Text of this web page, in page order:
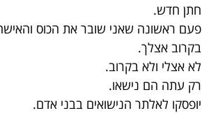
חתן חדש.
פעם ראשונה שאני שובר את הכוס
בקרוב אצלך.
לא אצלי ולא בקרוב.
רק עתה הם נישאו.
יופסקו לאלתר הנישואים בבני אדם.